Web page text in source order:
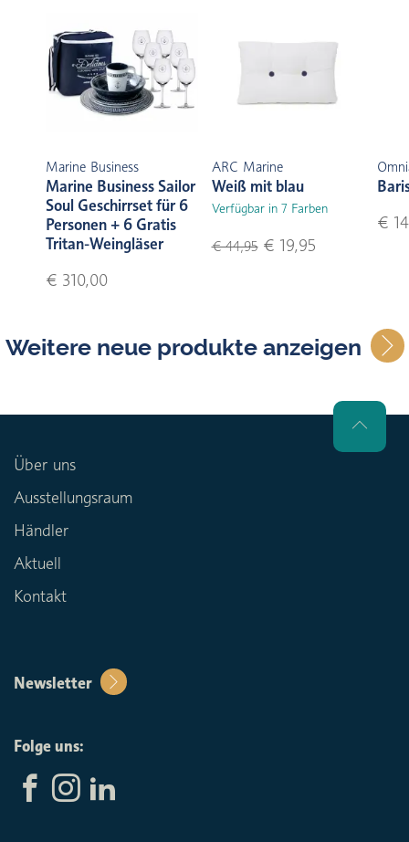
Marine Business
Marine Business Sailor
Soul Geschirrset für 6
Personen + 6 Gratis
Tritan-Weingläser
€ 310,00
ARC Marine
Weiß mit blau
Verfügbar in 7 Farben
€ 44,95€ 19,95
€
Weitere neue produkte anzeigen
Über uns
Ausstellungsraum
Händler
Aktuell
Kontakt
Newsletter
Folge uns: